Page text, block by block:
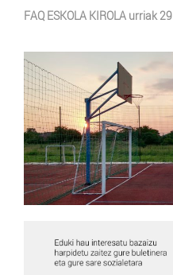
FAQ ESKOLA KIROLA urriak 29